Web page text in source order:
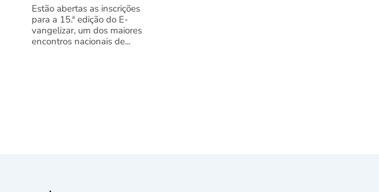
Estão abertas as inscrições
para a 15.ª edição do E-
vangelizar, um dos maiores
encontros nacionais de...